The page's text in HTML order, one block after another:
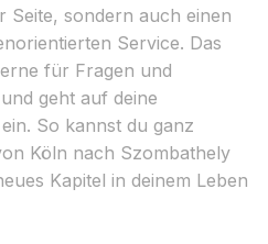
Seite, sondern auch einen
Service. Das
für Fragen und
geht auf deine
So kannst du ganz
Köln nach Szombathely
Kapitel in deinem Leben